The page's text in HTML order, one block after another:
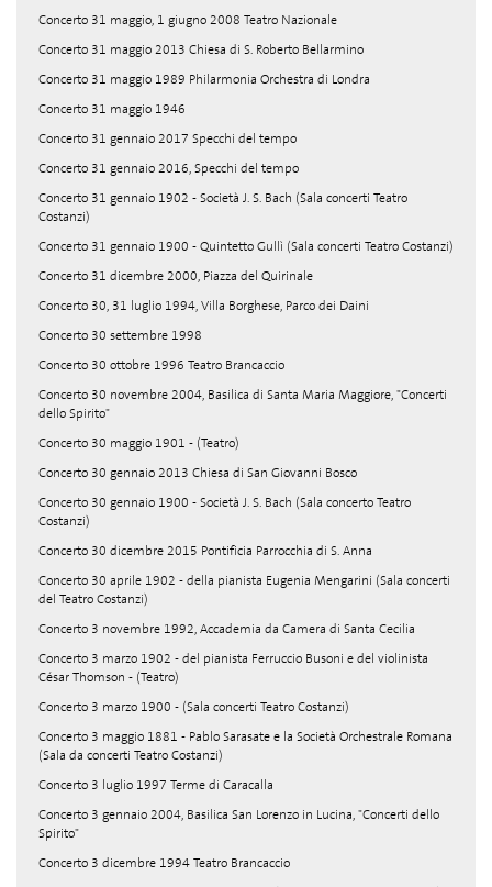
Concerto 31 maggio, 1 giugno 2008 Teatro Nazionale
Concerto 31 maggio 2013 Chiesa di S. Roberto Bellarmino
Concerto 31 maggio 1989 Philarmonia Orchestra di Londra
Concerto 31 maggio 1946
Concerto 31 gennaio 2017 Specchi del tempo
Concerto 31 gennaio 2016, Specchi del tempo
Concerto 31 gennaio 1902 - Società J. S. Bach (Sala concerti Teatro
Costanzi)
Concerto 31 gennaio 1900 - Quintetto Gullì (Sala concerti Teatro Costanzi)
Concerto 31 dicembre 2000, Piazza del Quirinale
Concerto 30, 31 luglio 1994, Villa Borghese, Parco dei Daini
Concerto 30 settembre 1998
Concerto 30 ottobre 1996 Teatro Brancaccio
Concerto 30 novembre 2004, Basilica di Santa Maria Maggiore, "Concerti
dello Spirito"
Concerto 30 maggio 1901 - (Teatro)
Concerto 30 gennaio 2013 Chiesa di San Giovanni Bosco
Concerto 30 gennaio 1900 - Società J. S. Bach (Sala concerto Teatro
Costanzi)
Concerto 30 dicembre 2015 Pontificia Parrocchia di S. Anna
Concerto 30 aprile 1902 - della pianista Eugenia Mengarini (Sala concerti
del Teatro Costanzi)
Concerto 3 novembre 1992, Accademia da Camera di Santa Cecilia
Concerto 3 marzo 1902 - del pianista Ferruccio Busoni e del violinista
César Thomson - (Teatro)
Concerto 3 marzo 1900 - (Sala concerti Teatro Costanzi)
Concerto 3 maggio 1881 - Pablo Sarasate e la Società Orchestrale Romana
(Sala da concerti Teatro Costanzi)
Concerto 3 luglio 1997 Terme di Caracalla
Concerto 3 gennaio 2004, Basilica San Lorenzo in Lucina, "Concerti dello
Spirito"
Concerto 3 dicembre 1994 Teatro Brancaccio